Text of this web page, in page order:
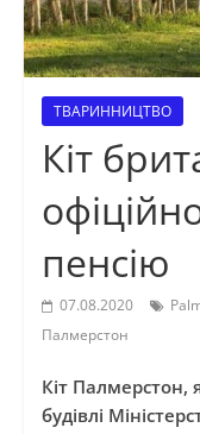
ТВАРИННИЦТВО
Кіт
пенсію
07.08.2020
Палмерстон
Кіт Палмерстон,
будівлі